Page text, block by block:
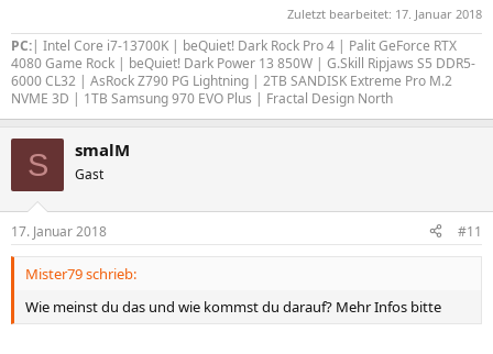
Zuletzt bearbeitet: 17. Januar 2018
PC:| Intel Core i7-13700K | beQuiet! Dark Rock Pro 4 | Palit GeForce RTX
4080 Game Rock | beQuiet! Dark Power 13 850W | G.Skill Ripjaws S5 DDR5-
6000 CL32 | AsRock Z790 PG Lightning | 2TB SANDISK Extreme Pro M.2
NVME 3D | 1TB Samsung 970 EVO Plus | Fractal Design North
S smalM
Gast
17. Januar 2018 #11
Mister79 schrieb:
Wie meinst du das und wie kommst du darauf? Mehr Infos bitte